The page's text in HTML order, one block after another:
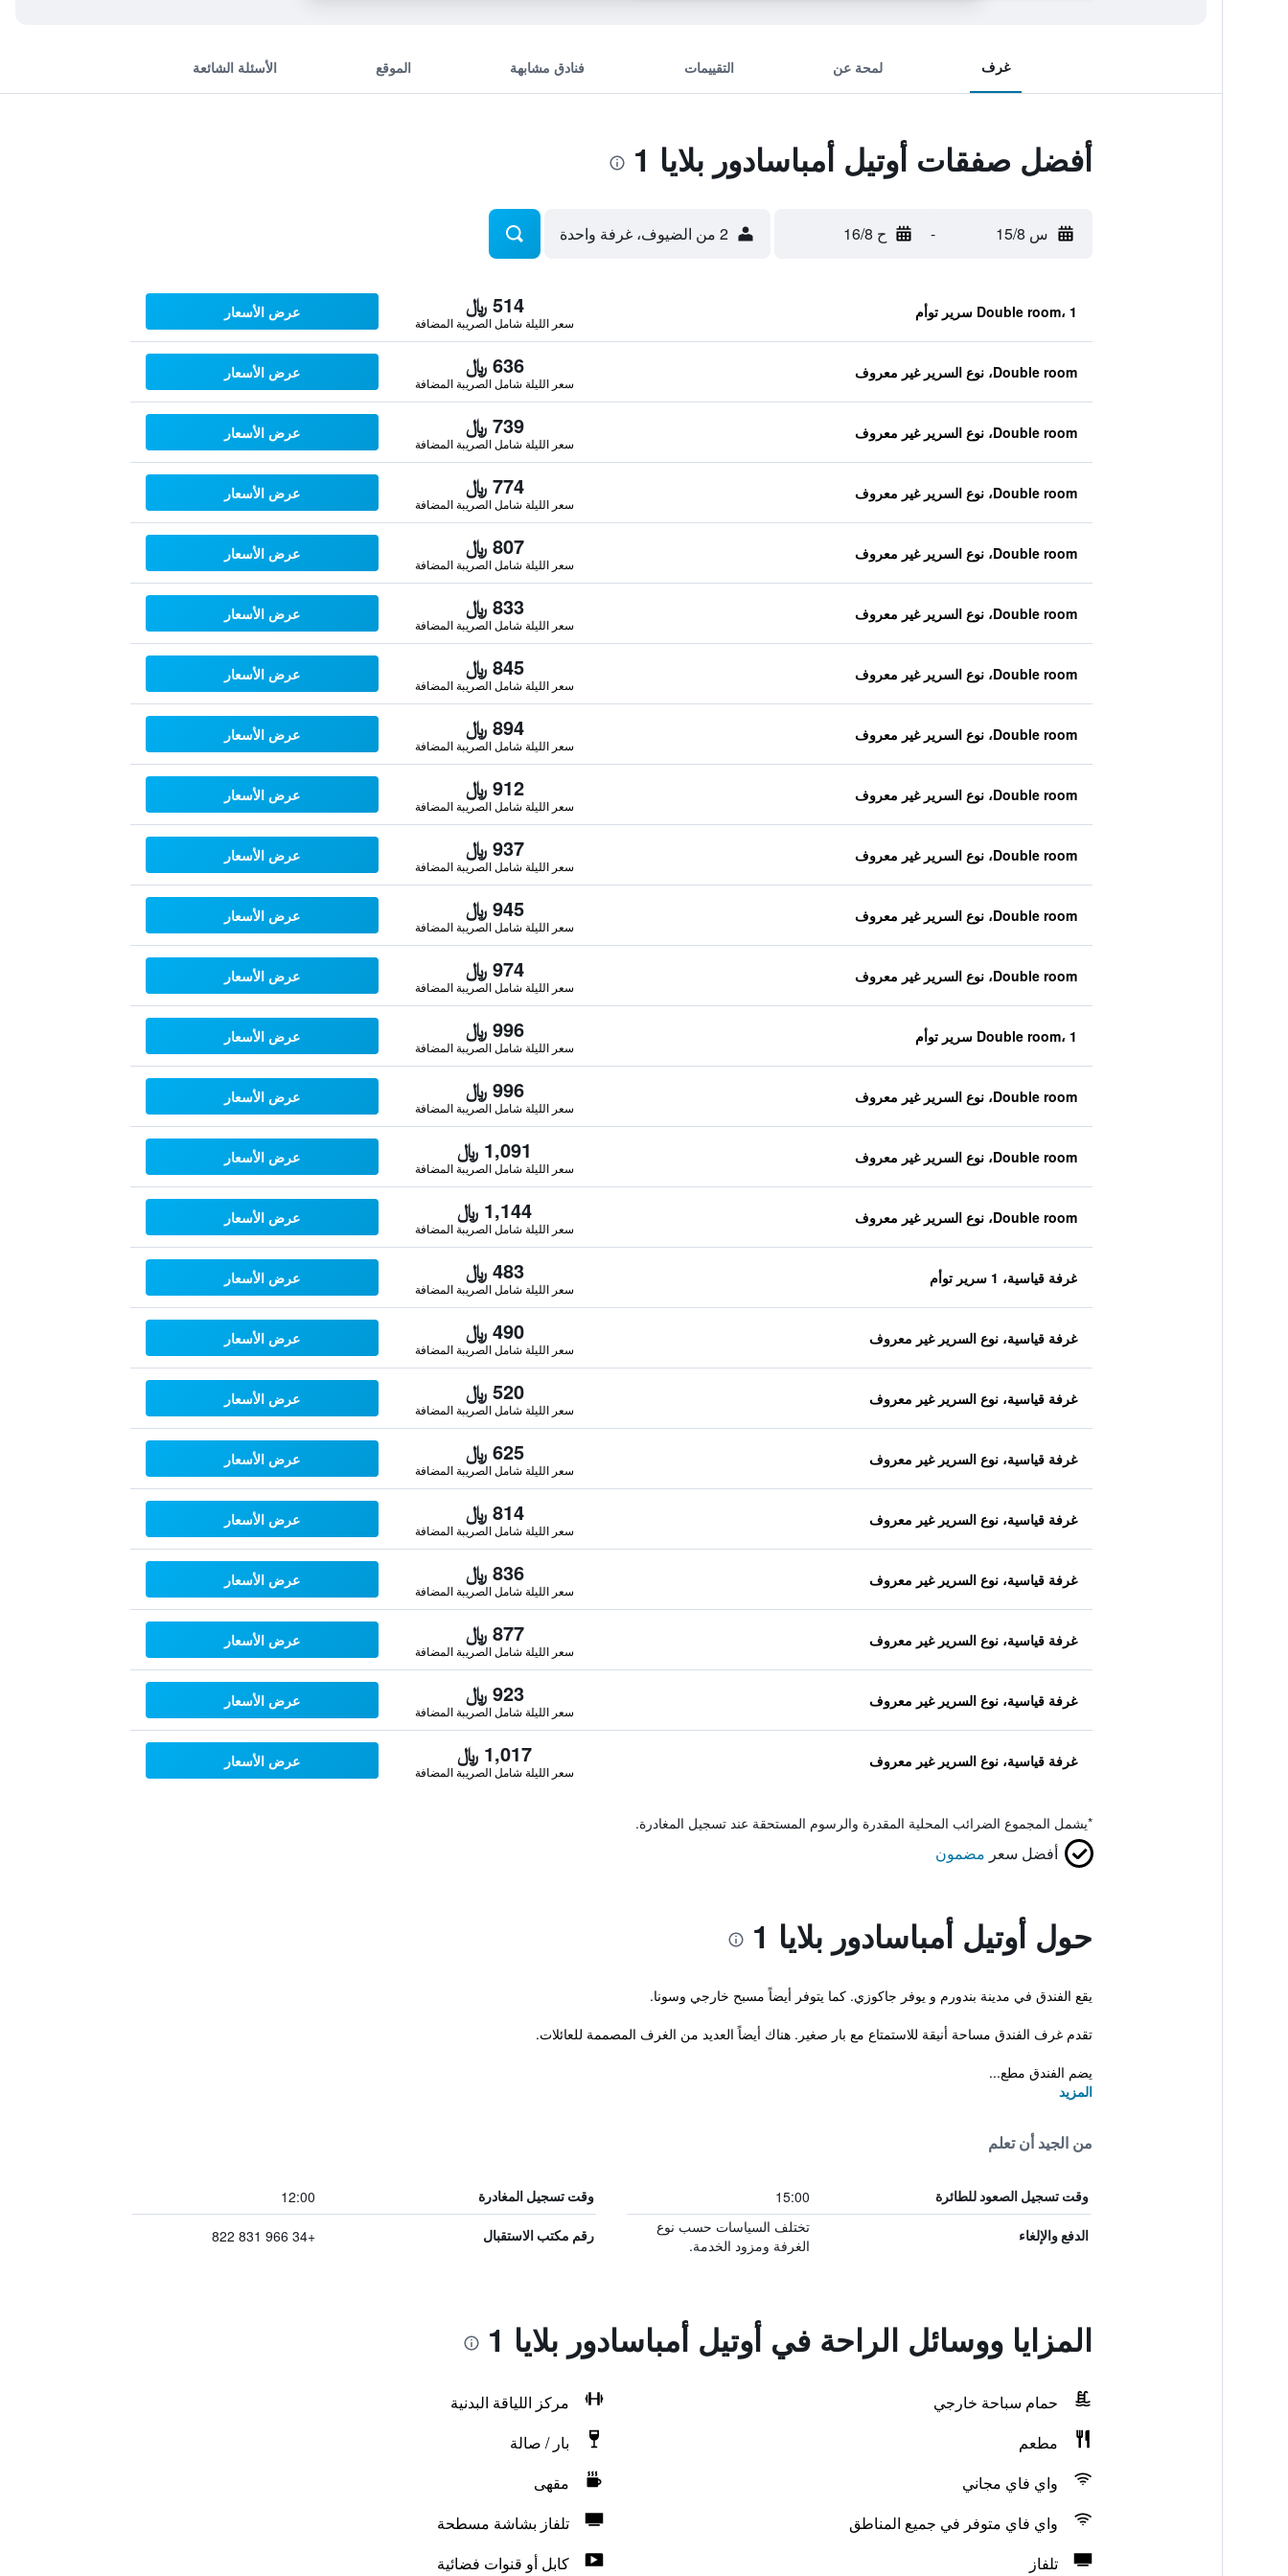
غرف لمحة عن التقييمات فنادق مشابهة الموقع الأسئلة الشائعة
أفضل صفقات أوتيل أمباسادور بلايا 1
س 15/8 - ح 16/8 2 من الضيوف، غرفة واحدة
Double room، 1 سرير توأم 514 ﷼
سعر الليلة شامل الصريبة المضافة
عرض الأسعار
Double room، نوع السرير غير معروف 636 ﷼
سعر الليلة شامل الصريبة المضافة
عرض الأسعار
Double room، نوع السرير غير معروف 739 ﷼
سعر الليلة شامل الصريبة المضافة
عرض الأسعار
Double room، نوع السرير غير معروف 774 ﷼
سعر الليلة شامل الصريبة المضافة
عرض الأسعار
Double room، نوع السرير غير معروف 807 ﷼
سعر الليلة شامل الصريبة المضافة
عرض الأسعار
Double room، نوع السرير غير معروف 833 ﷼
سعر الليلة شامل الصريبة المضافة
عرض الأسعار
Double room، نوع السرير غير معروف 845 ﷼
سعر الليلة شامل الصريبة المضافة
عرض الأسعار
Double room، نوع السرير غير معروف 894 ﷼
سعر الليلة شامل الصريبة المضافة
عرض الأسعار
Double room، نوع السرير غير معروف 912 ﷼
سعر الليلة شامل الصريبة المضافة
عرض الأسعار
Double room، نوع السرير غير معروف 937 ﷼
سعر الليلة شامل الصريبة المضافة
عرض الأسعار
Double room، نوع السرير غير معروف 945 ﷼
سعر الليلة شامل الصريبة المضافة
عرض الأسعار
Double room، نوع السرير غير معروف 974 ﷼
سعر الليلة شامل الصريبة المضافة
عرض الأسعار
Double room، 1 سرير توأم 996 ﷼
سعر الليلة شامل الصريبة المضافة
عرض الأسعار
Double room، نوع السرير غير معروف 996 ﷼
سعر الليلة شامل الصريبة المضافة
عرض الأسعار
Double room، نوع السرير غير معروف 1,091 ﷼
سعر الليلة شامل الصريبة المضافة
عرض الأسعار
Double room، نوع السرير غير معروف 1,144 ﷼
سعر الليلة شامل الصريبة المضافة
عرض الأسعار
غرفة قياسية، 1 سرير توأم 483 ﷼
سعر الليلة شامل الصريبة المضافة
عرض الأسعار
غرفة قياسية، نوع السرير غير معروف 490 ﷼
سعر الليلة شامل الصريبة المضافة
عرض الأسعار
غرفة قياسية، نوع السرير غير معروف 520 ﷼
سعر الليلة شامل الصريبة المضافة
عرض الأسعار
غرفة قياسية، نوع السرير غير معروف 625 ﷼
سعر الليلة شامل الصريبة المضافة
عرض الأسعار
غرفة قياسية، نوع السرير غير معروف 814 ﷼
سعر الليلة شامل الصريبة المضافة
عرض الأسعار
غرفة قياسية، نوع السرير غير معروف 836 ﷼
سعر الليلة شامل الصريبة المضافة
عرض الأسعار
غرفة قياسية، نوع السرير غير معروف 877 ﷼
سعر الليلة شامل الصريبة المضافة
عرض الأسعار
غرفة قياسية، نوع السرير غير معروف 923 ﷼
سعر الليلة شامل الصريبة المضافة
عرض الأسعار
غرفة قياسية، نوع السرير غير معروف 1,017 ﷼
سعر الليلة شامل الصريبة المضافة
عرض الأسعار
*يشمل المجموع الضرائب المحلية المقدرة والرسوم المستحقة عند تسجيل المغادرة.
أفضل سعر مضمون
حول أوتيل أمباسادور بلايا 1
يقع الفندق في مدينة بندورم و يوفر جاكوزي. كما يتوفر أيضاً مسبح خارجي وسونا.
تقدم غرف الفندق مساحة أنيقة للاستمتاع مع بار صغير. هناك أيضاً العديد من الغرف المصممة للعائلات.
يضم الفندق مطع...
المزيد
من الجيد أن تعلم
وقت تسجيل الصعود للطائرة 15:00 وقت تسجيل المغادرة 12:00
الدفع والإلغاء
تختلف السياسات حسب نوع
الغرفة ومزود الخدمة.
رقم مكتب الاستقبال +34 966 831 822
المزايا ووسائل الراحة في أوتيل أمباسادور بلايا 1
حمام سباحة خارجي
مركز اللياقة البدنية
مطعم
بار / صالة
واي فاي مجاني
مقهى
واي فاي متوفر في جميع المناطق
تلفاز بشاشة مسطحة
تلفاز
كابل أو قنوات فضائية